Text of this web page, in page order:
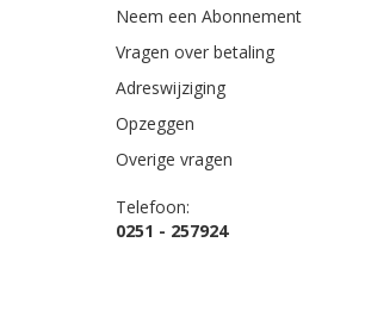
Neem een Abonnement
Vragen over betaling
Adreswijziging
Opzeggen
Overige vragen
Telefoon:
0251 - 257924